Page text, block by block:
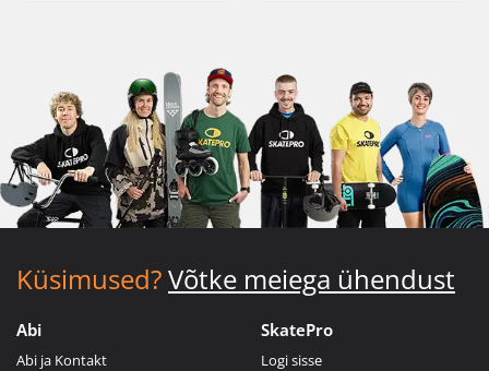
Küsimused?Võtke meiega ühendust
Abi
Abi ja Kontakt
SkatePro
Logi sisse